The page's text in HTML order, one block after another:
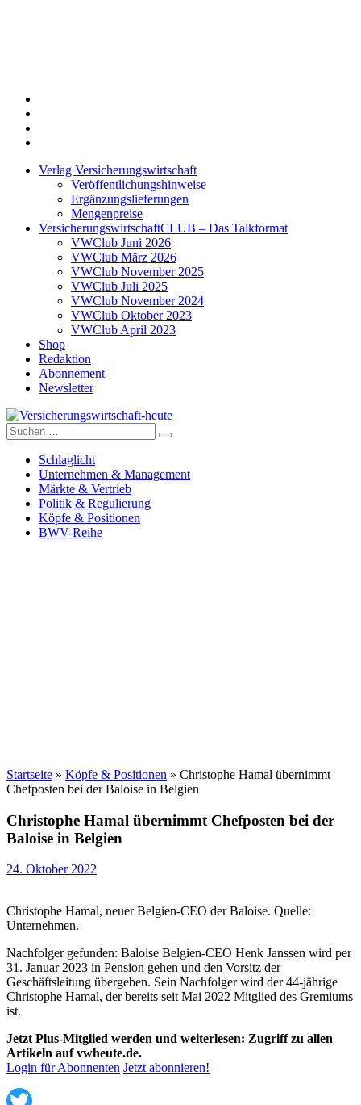
Verlag Versicherungswirtschaft
Veröffentlichungshinweise
Ergänzungslieferungen
Mengenpreise
VersicherungswirtschaftCLUB – Das Talkformat
VWClub Juni 2026
VWClub März 2026
VWClub November 2025
VWClub Juli 2025
VWClub November 2024
VWClub Oktober 2023
VWClub April 2023
Shop
Redaktion
Abonnement
Newsletter
Versicherungswirtschaft-heute
Suche
nach:
Schlaglicht
Unternehmen & Management
Märkte & Vertrieb
Politik & Regulierung
Köpfe & Positionen
BWV-Reihe
Startseite » Köpfe & Positionen » Christophe Hamal übernimmt
Chefposten bei der Baloise in Belgien
Christophe Hamal übernimmt Chefposten bei der
Baloise in Belgien
24. Oktober 2022
Christophe Hamal, neuer Belgien-CEO der Baloise. Quelle:
Unternehmen.
Nachfolger gefunden: Baloise Belgien-CEO Henk Janssen wird per
31. Januar 2023 in Pension gehen und den Vorsitz der
Geschäftsleitung übergeben. Sein Nachfolger wird der 44-jährige
Christophe Hamal, der bereits seit Mai 2022 Mitglied des Gremiums
ist.
Jetzt Plus-Mitglied werden und weiterlesen: Zugriff zu allen
Artikeln auf vwheute.de.
Login für Abonnenten Jetzt abonnieren!